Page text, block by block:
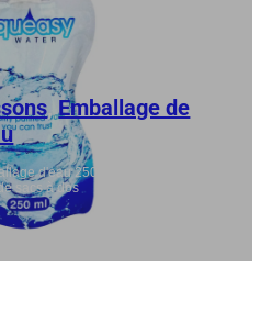
,Emballage de
d'eau 250ml avec logo
sacs à dos